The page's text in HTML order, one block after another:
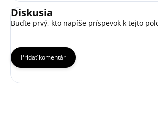
Diskusia
Buďte prvý, kto napíše príspevok k tejto
Pridať komentár